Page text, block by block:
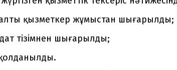
алты қызметкер жұмыстан шығарылды;
тізімнен шығарылды;
қолданылды.